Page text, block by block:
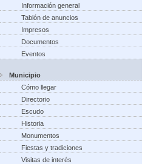
Información general
Tablón de anuncios
Impresos
Documentos
Eventos
Municipio
Cómo llegar
Directorio
Escudo
Historia
Monumentos
Fiestas y tradiciones
Visitas de interés